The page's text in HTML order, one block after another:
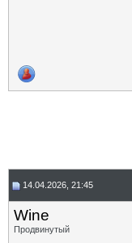
14.04.2026, 21:45
Wine
Продвинутый